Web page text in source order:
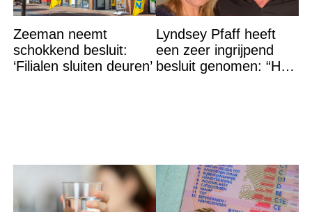
Zeeman neemt
schokkend besluit:
‘Filialen sluiten deuren’
Lyndsey Pfaff heeft
een zeer ingrijpend
besluit genomen: “Het